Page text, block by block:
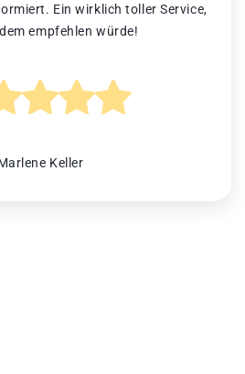
Ein wirklich toller Service,
empfehlen würde!
Keller